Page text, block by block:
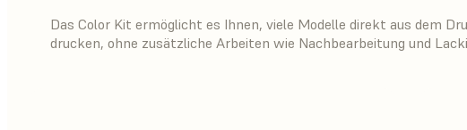
Das Color Kit ermöglicht es Ihnen, viele Modelle direkt aus dem
drucken, ohne zusätzliche Arbeiten wie Nachbearbeitung und